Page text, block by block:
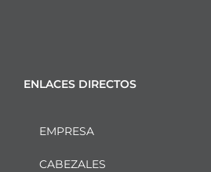
ENLACES DIRECTOS
EMPRESA
CABEZALES